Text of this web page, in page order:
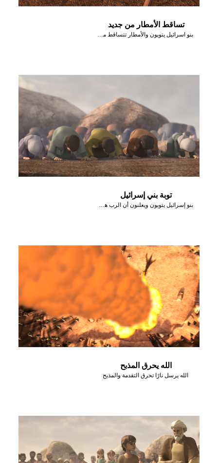
تساقط الأمطار من جديد
بنو اسرائيل يتوبون والأمطار تتساقط من جديد
توبة بني إسرائيل
بنو إسرائيل يتوبون ويعلنون أن الرب هو الله بعد أن أرسل نارًا أحرقت المذبح
الله يحرق المذبح
الله يرسل نارًا تحرق التقدمة والمذبح